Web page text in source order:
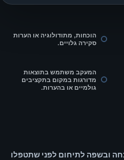
הוכחות, מתודולוגיה או הערות
סקירה גלויים.
המעקב משתמש בתוצאות
מדורגות במקום בתקציבים
גולמיים או בהערות.
ובשפה לתיחום לפני שתטפלו